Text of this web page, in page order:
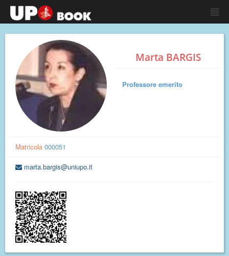
Marta BARGIS
Professore emerito
Matricola 000051
marta.bargis@uniupo.it